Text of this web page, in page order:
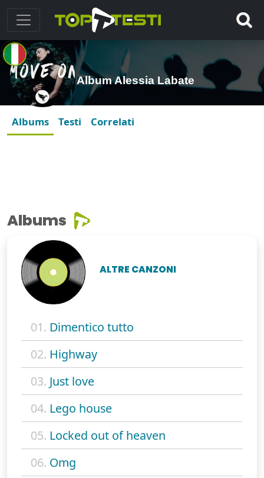
Album Alessia Labate
Albums Testi Correlati
Albums
ALTRE CANZONI
01. Dimentico tutto
02. Highway
03. Just love
04. Lego house
05. Locked out of heaven
06. Omg